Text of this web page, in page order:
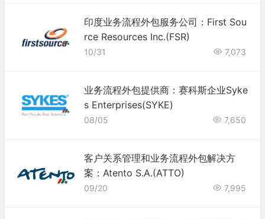
印度业务流程外包服务公司：First Sou
rce Resources Inc.(FSR)
10/31 7,073
业务流程外包提供商：赛科斯企业Syke
s Enterprises(SYKE)
08/05 7,650
客户关系管理和业务流程外包解决方
案：Atento S.A.(ATTO)
09/20 7,995